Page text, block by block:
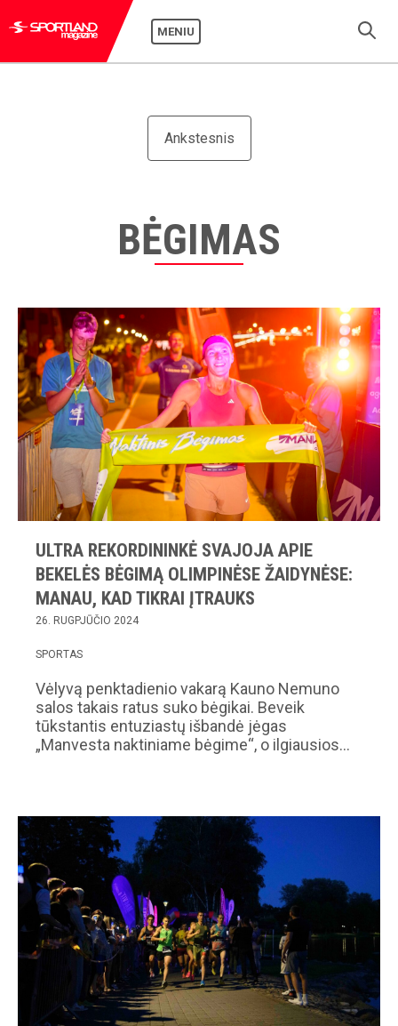
MENIU
Ankstesnis
BĖGIMAS
ULTRA REKORDININKĖ SVAJOJA APIE
BEKELĖS BĖGIMĄ OLIMPINĖSE ŽAIDYNĖSE:
MANAU, KAD TIKRAI ĮTRAUKS
26. RUGPJŪČIO 2024
SPORTAS
Vėlyvą penktadienio vakarą Kauno Nemuno
salos takais ratus suko bėgikai. Beveik
tūkstantis entuziastų išbandė jėgas
„Manvesta naktiniame bėgime“, o ilgiausios…